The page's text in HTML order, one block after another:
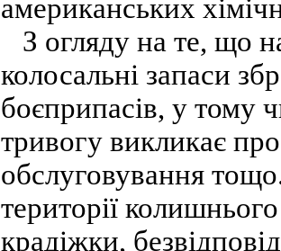
американських
З огляду на те, що
колосальні запаси
боєприпасів, у тому
тривогу викликає
обслуговування
території
крадіжки,